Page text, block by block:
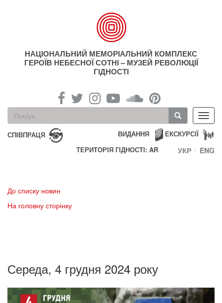
НАЦІОНАЛЬНИЙ МЕМОРІАЛЬНИЙ КОМПЛЕКС
ГЕРОЇВ НЕБЕСНОЇ СОТНІ – МУЗЕЙ РЕВОЛЮЦІЇ
ГІДНОСТІ
Пошукова
форма
Пошук
СПІВПРАЦЯ ЕКСКУРСІЇ
ВИДАННЯ
ТЕРИТОРІЯ ГІДНОСТІ: AR
УКР ENG
До списку новин
На головну сторінку
Середа, 4 грудня 2024 року